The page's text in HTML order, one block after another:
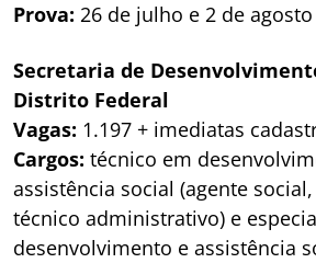
Prova: 26 de julho e 2 de agosto
Secretaria de
Distrito Federal
Vagas: 1.197 + imediatas
Cargos: técnico em
assistência social (agente
técnico administrativo) e
desenvolvimento e assistência